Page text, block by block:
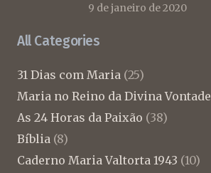
9 de janeiro de 2020
All Categories
31 Dias com Maria (25)
Maria no Reino da Divina Vontade
As 24 Horas da Paixão (38)
Bíblia (8)
Caderno Maria Valtorta 1943 (10)